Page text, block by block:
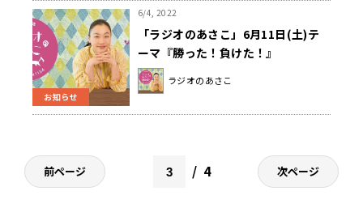
お知らせ
6/4, 2022
「ラジオのあさこ」6月11日(土)テ
ーマ『勝った！負けた！』
ラジオのあさこ
前ページ 4 次ページ